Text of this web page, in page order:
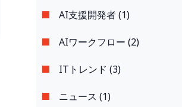
AI支援開発者 (1)
AIワークフロー (2)
ITトレンド (3)
ニュース (1)